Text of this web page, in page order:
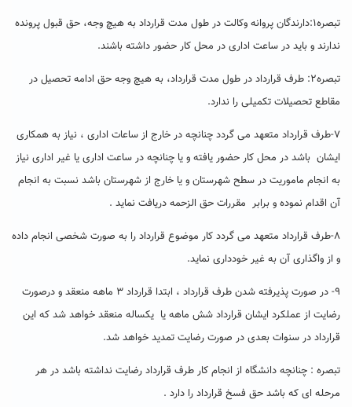
تبصره۱:دارندگان پروانه وکالت در طول مدت قرارداد به هیچ وجه، حق قبول پرونده
ندارند و باید در ساعت اداری در محل کار حضور داشته باشند.
تبصره۲: طرف قرارداد در طول مدت قرارداد، به هیچ وجه حق ادامه تحصیل در
مقاطع تحصیلات تکمیلی را ندارد.
۷-طرف قرارداد متعهد می گردد چنانچه در خارج از ساعات اداری ، نیاز به همکاری
ایشان باشد در محل کار حضور یافته و یا چنانچه در ساعت اداری یا غیر اداری نیاز
به انجام ماموریت در سطح شهرستان و یا خارج از شهرستان باشد نسبت به انجام
آن اقدام نموده و برابر مقررات حق الزحمه دریافت نماید .
۸-طرف قرارداد متعهد می گردد کار موضوع قرارداد را به صورت شخصی انجام داده
و از واگذاری آن به غیر خودداری نماید.
۹- در صورت پذیرفته شدن طرف قرارداد ، ابتدا قرارداد ۳ ماهه منعقد و درصورت
رضایت از عملکرد ایشان قرارداد شش ماهه یا یکساله منعقد خواهد شد که این
قرارداد در سنوات بعدی در صورت رضایت تمدید خواهد شد.
تبصره : چنانچه دانشگاه از انجام کار طرف قرارداد رضایت نداشته باشد در هر
مرحله ای که باشد حق فسخ قرارداد را دارد .